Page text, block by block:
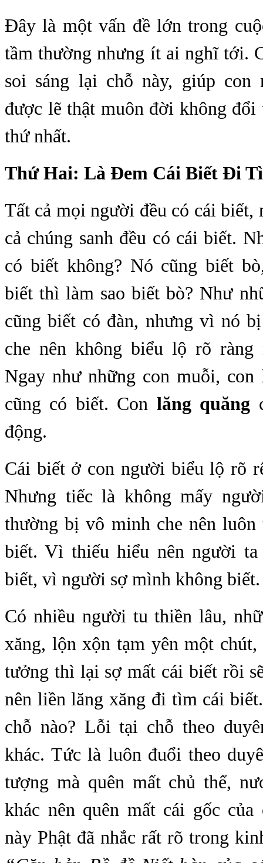
Đây là một vấn đề lớn trong
tầm thường nhưng ít ai nghĩ tới.
soi sáng lại chỗ này, giúp con
được lẽ thật muôn đời không đổi
thứ nhất.
Thứ Hai: Là Đem Cái Biết Đi
Tất cả mọi người đều có cái biết,
cả chúng sanh đều có cái biết.
có biết không? Nó cũng biết
biết thì làm sao biết bò? Như
cũng biết có đàn, nhưng vì nó
che nên không biểu lộ rõ ràng
Ngay như những con muỗi, con
cũng có biết. Con lăng quăng
động.
Cái biết ở con người biểu lộ rõ
Nhưng tiếc là không mấy
thường bị vô minh che nên
biết. Vì thiếu hiểu nên người
biết, vì người sợ mình không biết.
Có nhiều người tu thiền lâu,
xăng, lộn xộn tạm yên một
tưởng thì lại sợ mất cái biết rồi
nên liền lăng xăng đi tìm cái
chỗ nào? Lỗi tại chỗ theo
khác. Tức là luôn đuổi theo
tượng mà quên mất chủ thể,
khác nên quên mất cái gốc
này Phật đã nhắc rất rõ trong